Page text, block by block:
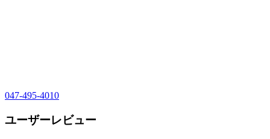
047-495-4010
ユーザーレビュー